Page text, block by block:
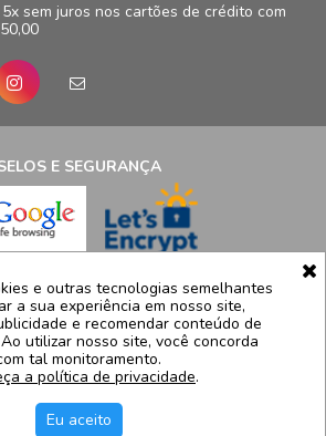
sem juros nos cartões de crédito com
E SEGURANÇA
Eireli | CNPJ: 19.316.833/0009-41
5.500, Bloco 11, loja 124/125 - Barra da
de Janeiro - RJ  CEP 22775005
8835 | sac@luidgispecciale.com.br
a sexta de 09h as 17:30h
em tecnologia da informação
e outras tecnologias semelhantes
a sua experiência em nosso site,
e recomendar conteúdo de
utilizar nosso site, você concorda
tal monitoramento.
a política de privacidade.
Eu aceito